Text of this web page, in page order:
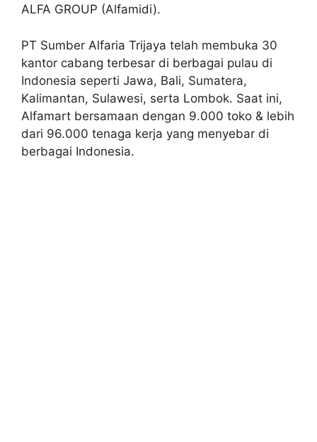
ALFA GROUP (Alfamidi).
PT Sumber Alfaria Trijaya telah membuka 30
kantor cabang terbesar di berbagai pulau di
Indonesia seperti Jawa, Bali, Sumatera,
Kalimantan, Sulawesi, serta Lombok. Saat ini,
Alfamart bersamaan dengan 9.000 toko & lebih
dari 96.000 tenaga kerja yang menyebar di
berbagai Indonesia.